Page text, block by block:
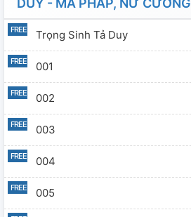
DUY - MA PHÁP, NỮ CƯỜNG
Trọng Sinh Tả Duy
001
002
003
004
005